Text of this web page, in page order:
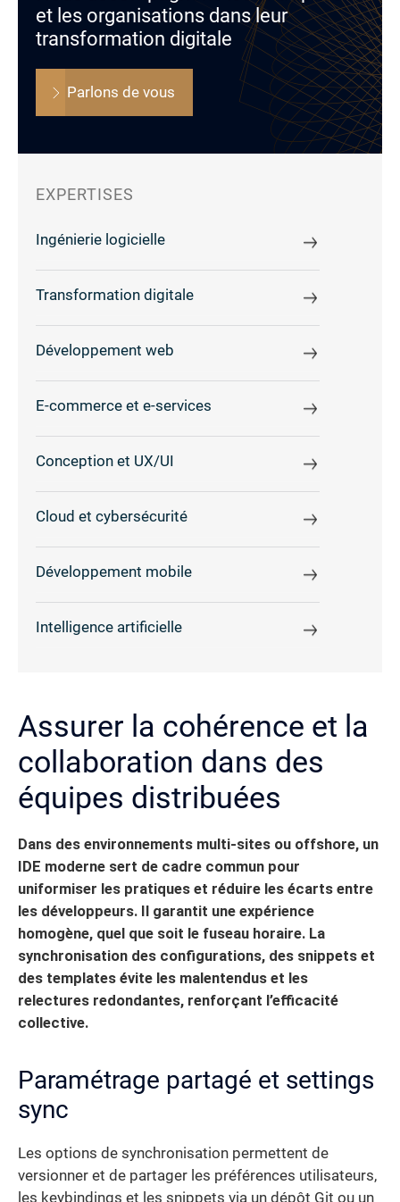
et les organisations dans leur
transformation digitale
Parlons de vous
EXPERTISES
Ingénierie logicielle
Transformation digitale
Développement web
E-commerce et e-services
Conception et UX/UI
Cloud et cybersécurité
Développement mobile
Intelligence artificielle
Assurer la cohérence et la
collaboration dans des
équipes distribuées
Dans des environnements multi-sites ou offshore, un
IDE moderne sert de cadre commun pour
uniformiser les pratiques et réduire les écarts entre
les développeurs. Il garantit une expérience
homogène, quel que soit le fuseau horaire. La
synchronisation des configurations, des snippets et
des templates évite les malentendus et les
relectures redondantes, renforçant l’efficacité
collective.
Paramétrage partagé et settings
sync
Les options de synchronisation permettent de
versionner et de partager les préférences utilisateurs,
les keybindings et les snippets via un dépôt Git ou un